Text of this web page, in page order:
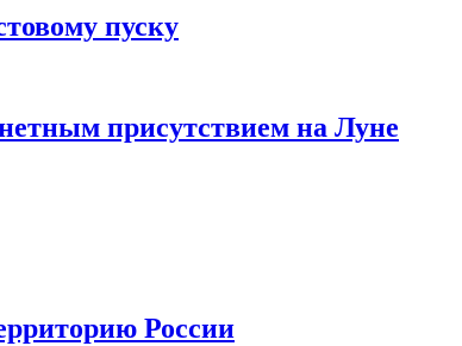
пуску
присутствием на Луне
России